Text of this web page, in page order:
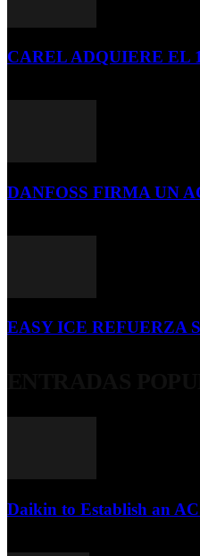
CAREL ADQUIERE EL
DANFOSS FIRMA UN
EASY ICE REFUERZA
Daikin to Establish an